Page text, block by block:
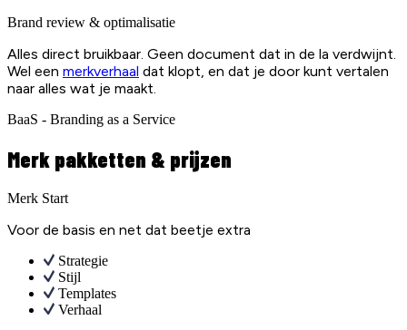
Brand review & optimalisatie
Alles direct bruikbaar. Geen document dat in de la verdwijnt.
Wel een merkverhaal dat klopt, en dat je door kunt vertalen
naar alles wat je maakt.
BaaS - Branding as a Service
Merk pakketten & prijzen
Merk Start
Voor de basis en net dat beetje extra
Strategie
Stijl
Templates
Verhaal